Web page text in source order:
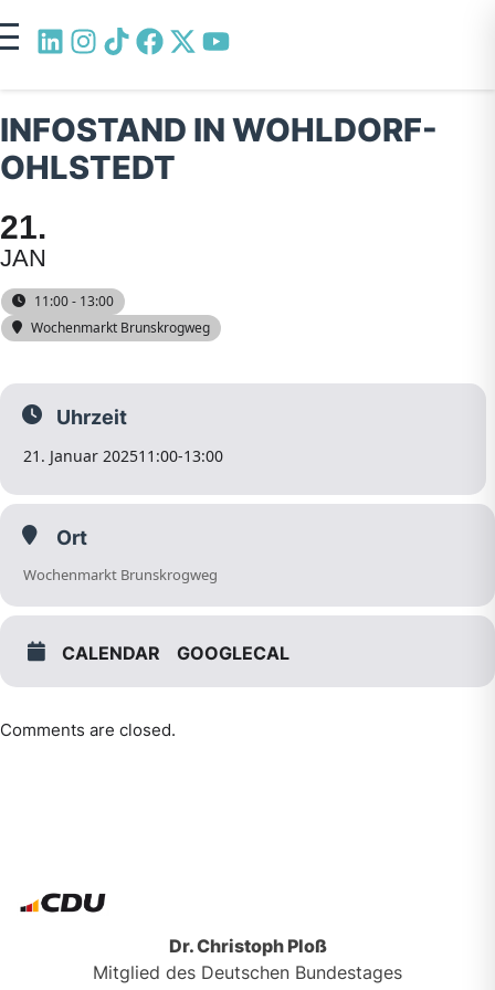
INFOSTAND IN WOHLDORF-
OHLSTEDT
21
JAN
11:00 - 13:00
Wochenmarkt Brunskrogweg
Uhrzeit
21. Januar 202511:00-13:00
Ort
Wochenmarkt Brunskrogweg
CALENDAR GOOGLECAL
Comments are closed.
Dr. Christoph Ploß
Mitglied des Deutschen Bundestages